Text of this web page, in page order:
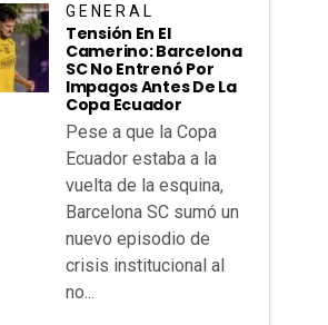
GENERAL
Tensión En El
Camerino: Barcelona
SC No Entrenó Por
Impagos Antes De La
Copa Ecuador
Pese a que la Copa
Ecuador estaba a la
vuelta de la esquina,
Barcelona SC sumó un
nuevo episodio de
crisis institucional al
no...